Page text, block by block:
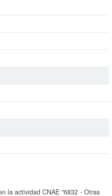
la actividad CNAE "6832 - Otras